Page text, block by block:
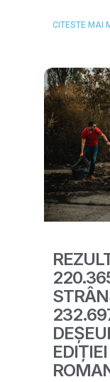
CITESTE MAI